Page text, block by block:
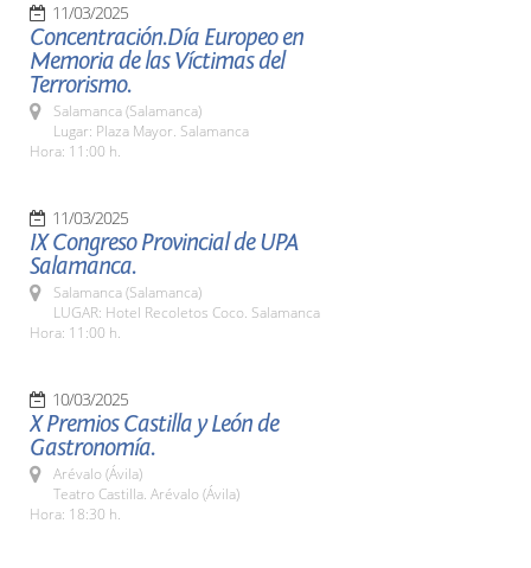
11/03/2025
Concentración.Día Europeo en
Memoria de las Víctimas del
Terrorismo.
Salamanca (Salamanca)
Lugar: Plaza Mayor. Salamanca
Hora: 11:00 h.
11/03/2025
IX Congreso Provincial de UPA
Salamanca.
Salamanca (Salamanca)
LUGAR: Hotel Recoletos Coco. Salamanca
Hora: 11:00 h.
10/03/2025
X Premios Castilla y León de
Gastronomía.
Arévalo (Ávila)
Teatro Castilla. Arévalo (Ávila)
Hora: 18:30 h.